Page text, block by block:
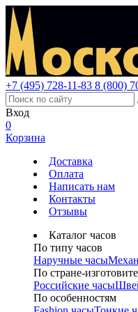
+7 (495) 728-11-83 8 (800)
Вход
0
Корзина
Доставка
Оплата
Написать нам
Контакты
Отзывы
Каталог часов
По типу часов
Наручные часы
По стране-
Российские часы
По особенностям